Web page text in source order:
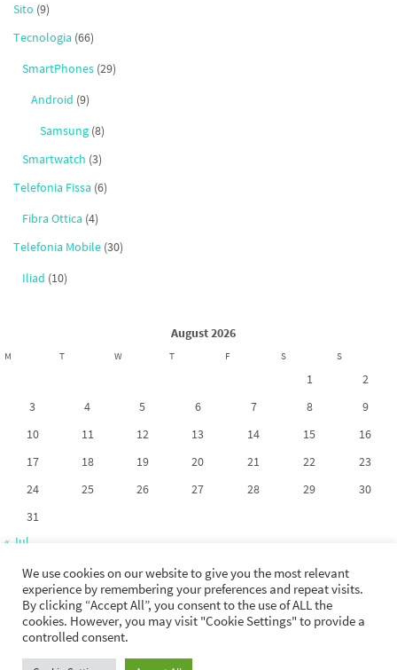
Sito (9)
Tecnologia (66)
SmartPhones (29)
Android (9)
Samsung (8)
Smartwatch (3)
Telefonia Fissa (6)
Fibra Ottica (4)
Telefonia Mobile (30)
Iliad (10)
August 2026
M T W T F S S
1
2
3
4 5 6 7 8
9
10
11 12 13 14 15
16
17
18 19 20 21 22
23
24
25 26 27 28 29
30
31
« Jul
Copyright 2017-2026. La riproduzione dei contenuti di questo sito non è
permessa tranne esplicita autorizzazione dell'autore.
We use cookies on our website to give you the most relevant
experience by remembering your preferences and repeat visits.
By clicking “Accept All”, you consent to the use of ALL the
cookies. However, you may visit "Cookie Settings" to provide a
controlled consent.